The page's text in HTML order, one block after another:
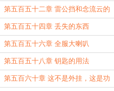
第五百五十二章 雷公挡和念流云的
配合
第五百五十四章 丢失的东西
第五百五十六章 全服大喇叭
第五百五十八章 钥匙的用法
第五百六十章 这不是外挂，这是功